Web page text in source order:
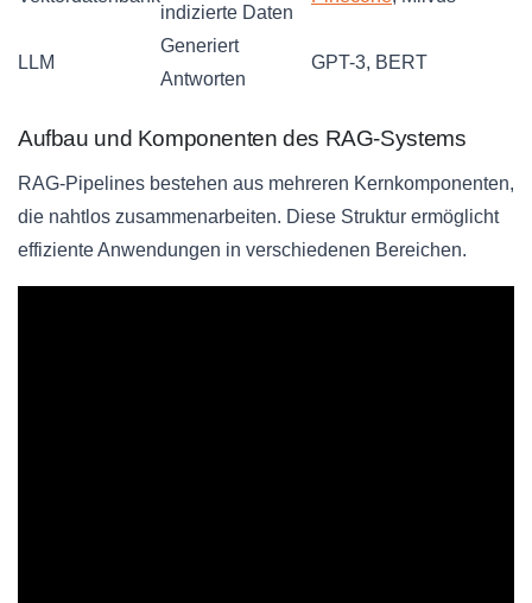
indizierte Daten
LLM
Generiert
Antworten
GPT-3, BERT
Aufbau und Komponenten des RAG-Systems
RAG-Pipelines bestehen aus mehreren Kernkomponenten,
die nahtlos zusammenarbeiten. Diese Struktur ermöglicht
effiziente Anwendungen in verschiedenen Bereichen.